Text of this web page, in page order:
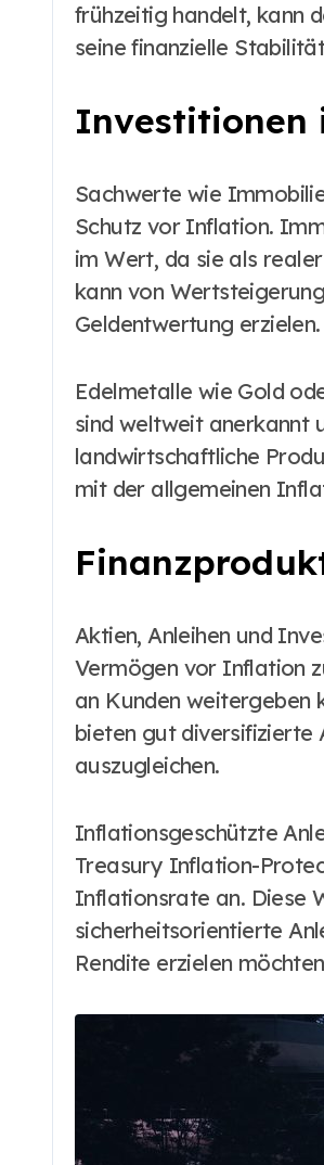
frühzeitig handelt, kann
seine finanzielle
Investitionen
Sachwerte wie
Schutz vor Inflation.
im Wert, da sie als
kann von
Geldentwertung erzielen.
Edelmetalle wie Gold
sind weltweit anerkannt
landwirtschaftliche
mit der allgemeinen
Aktien, Anleihen und
Vermögen vor Inflation
an Kunden weitergeben
bieten gut diversifizierte
auszugleichen.
Inflationsgeschützte
Treasury Inflation-
Inflationsrate an. Diese
sicherheitsorientierte
Rendite erzielen